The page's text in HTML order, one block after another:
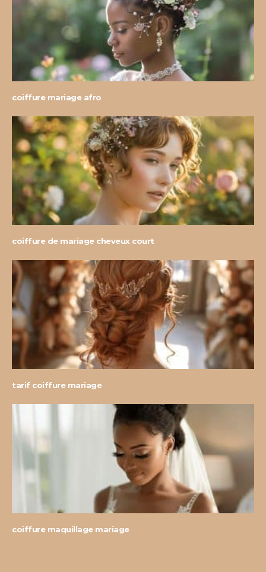
coiffure mariage afro
coiffure de mariage cheveux court
tarif coiffure mariage
coiffure maquillage mariage